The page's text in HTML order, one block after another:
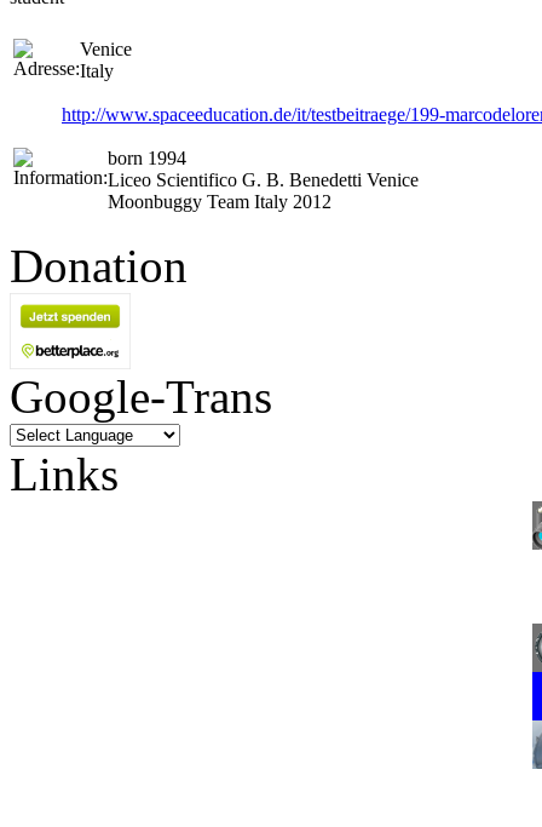
Venice
Italy
http://www.spaceeducation.de/it/testbeitraege/199-
born 1994
Liceo Scientifico G. B. Benedetti Venice
Moonbuggy Team Italy 2012
Donation
Google-Trans
Links